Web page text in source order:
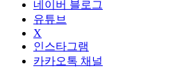
네이버 블로그
유튜브
X
인스타그램
카카오톡 채널